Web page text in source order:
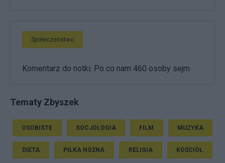
Społeczeństwo
Komentarz do notki: Po co nam 460 osoby sejm
Tematy Zbyszek
OSOBISTE SOCJOLOGIA FILM MUZYKA
DIETA PIŁKA NOŻNA RELIGIA KOŚCIÓŁ